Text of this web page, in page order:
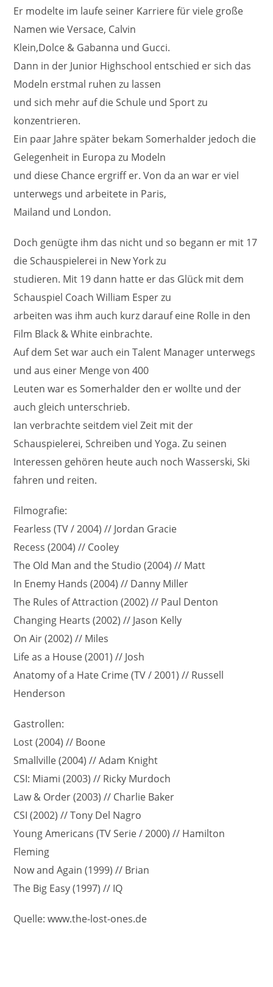
Er modelte im laufe seiner Karriere für viele große
Namen wie Versace, Calvin
Klein,Dolce & Gabanna und Gucci.
Dann in der Junior Highschool entschied er sich das
Modeln erstmal ruhen zu lassen
und sich mehr auf die Schule und Sport zu
konzentrieren.
Ein paar Jahre später bekam Somerhalder jedoch die
Gelegenheit in Europa zu Modeln
und diese Chance ergriff er. Von da an war er viel
unterwegs und arbeitete in Paris,
Mailand und London.
Doch genügte ihm das nicht und so begann er mit 17
die Schauspielerei in New York zu
studieren. Mit 19 dann hatte er das Glück mit dem
Schauspiel Coach William Esper zu
arbeiten was ihm auch kurz darauf eine Rolle in den
Film Black & White einbrachte.
Auf dem Set war auch ein Talent Manager unterwegs
und aus einer Menge von 400
Leuten war es Somerhalder den er wollte und der
auch gleich unterschrieb.
Ian verbrachte seitdem viel Zeit mit der
Schauspielerei, Schreiben und Yoga. Zu seinen
Interessen gehören heute auch noch Wasserski, Ski
fahren und reiten.
Filmografie:
Fearless (TV / 2004) // Jordan Gracie
Recess (2004) // Cooley
The Old Man and the Studio (2004) // Matt
In Enemy Hands (2004) // Danny Miller
The Rules of Attraction (2002) // Paul Denton
Changing Hearts (2002) // Jason Kelly
On Air (2002) // Miles
Life as a House (2001) // Josh
Anatomy of a Hate Crime (TV / 2001) // Russell
Henderson
Gastrollen:
Lost (2004) // Boone
Smallville (2004) // Adam Knight
CSI: Miami (2003) // Ricky Murdoch
Law & Order (2003) // Charlie Baker
CSI (2002) // Tony Del Nagro
Young Americans (TV Serie / 2000) // Hamilton
Fleming
Now and Again (1999) // Brian
The Big Easy (1997) // IQ
Quelle: www.the-lost-ones.de